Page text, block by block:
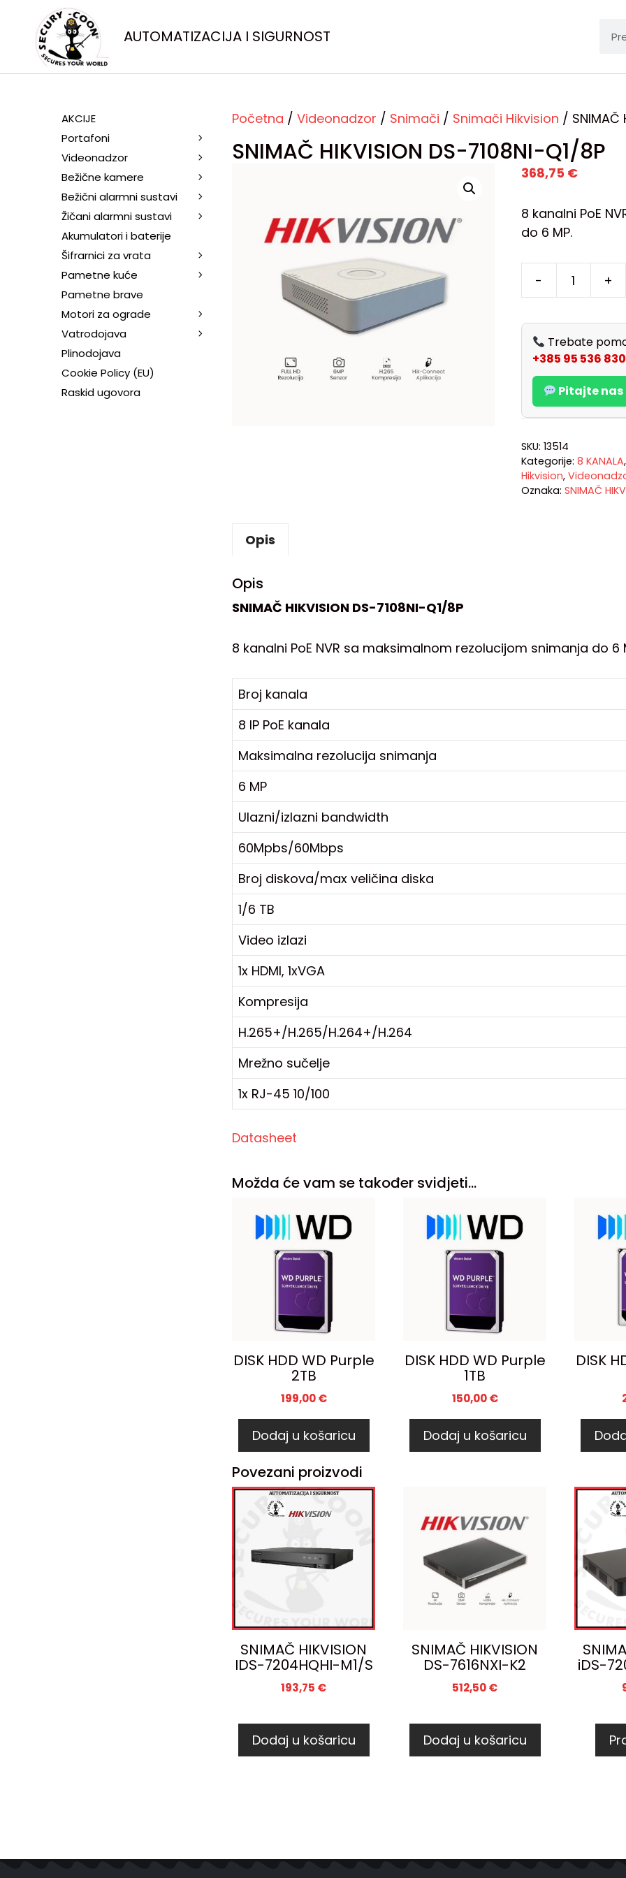
AUTOMATIZACIJA I SIGURNOST
Početna / Videonadzor / Snimači / Snimači Hikvision / SNIMAČ
SNIMAČ HIKVISION DS-7108NI-Q1/8P
368,75 €
8 kanalni PoE
do 6 MP.
- +
Trebate
+385 95 536
Pitajte
SKU: 13514
Kategorije: 8 KANALA
Hikvision,
Oznaka: SNIMAČ
Opis
Opis
SNIMAČ HIKVISION DS-7108NI-Q1/8P
8 kanalni PoE NVR sa maksimalnom rezolucijom snimanja do 6
Broj kanala
8 IP PoE kanala
Maksimalna rezolucija snimanja
6 MP
Ulazni/izlazni bandwidth
60Mpbs/60Mbps
Broj diskova/max veličina diska
1/6 TB
Video izlazi
1x HDMI, 1xVGA
Kompresija
H.265+/H.265/H.264+/H.264
Mrežno sučelje
1x RJ-45 10/100
Datasheet
Možda će vam se također svidjeti…
DISK HDD WD Purple
2TB
199,00€
Dodaj u košaricu
DISK HDD WD Purple
1TB
150,00€
Dodaj u košaricu
DISK
Povezani proizvodi
SNIMAČ HIKVISION
IDS-7204HQHI-M1/S
193,75 €
Dodaj u košaricu
SNIMAČ HIKVISION
DS-7616NXI-K2
512,50€
Dodaj u košaricu
iDS-
AKCIJE
Portafoni
Videonadzor
Bežične kamere
Bežični alarmni sustavi
Žičani alarmni sustavi
Akumulatori i baterije
Šifrarnici za vrata
Pametne kuće
Pametne brave
Motori za ograde
Vatrodojava
Plinodojava
Cookie Policy (EU)
Raskid ugovora